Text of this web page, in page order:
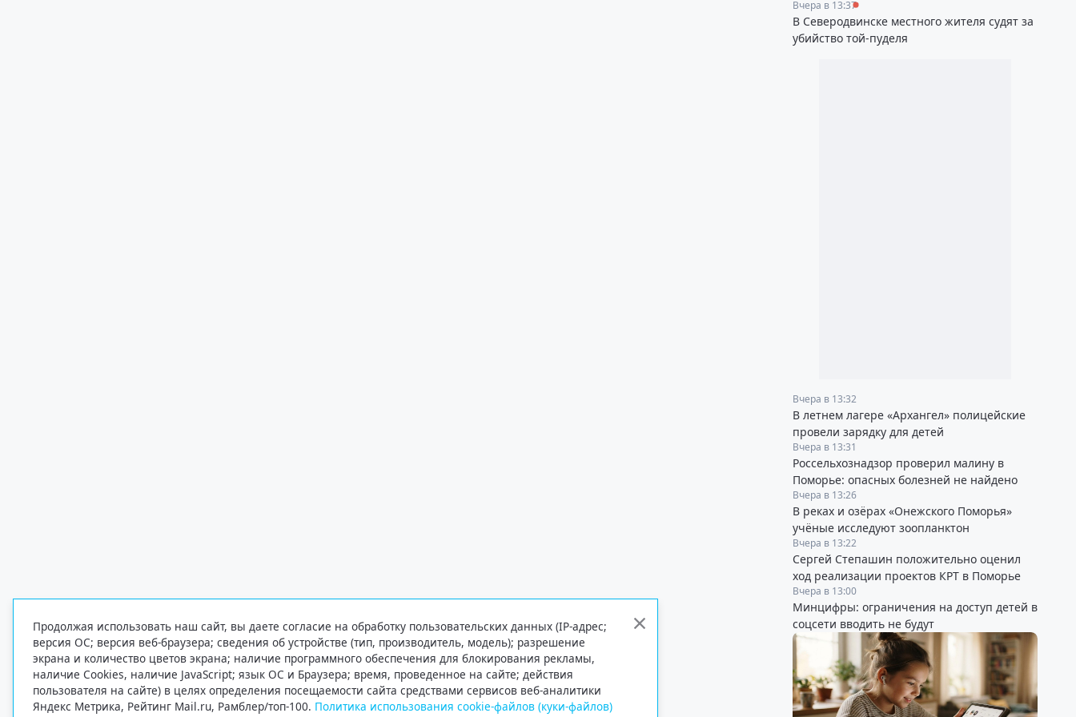
Вчера в 13:37
В Северодвинске местного жителя судят за
убийство той-пуделя
Вчера в 13:32
В летнем лагере «Архангел» полицейские
провели зарядку для детей
Вчера в 13:31
Россельхознадзор проверил малину в
Поморье: опасных болезней не найдено
Вчера в 13:26
В реках и озёрах «Онежского Поморья»
учёные исследуют зоопланктон
Вчера в 13:22
Сергей Степашин положительно оценил
ход реализации проектов КРТ в Поморье
Вчера в 13:00
Минцифры: ограничения на доступ детей в
соцсети вводить не будут
Продолжая использовать наш сайт, вы даете согласие на обработку пользовательских данных (IP-адрес;
версия ОС; версия веб-браузера; сведения об устройстве (тип, производитель, модель); разрешение
экрана и количество цветов экрана; наличие программного обеспечения для блокирования рекламы,
наличие Cookies, наличие JavaScript; язык ОС и Браузера; время, проведенное на сайте; действия
пользователя на сайте) в целях определения посещаемости сайта средствами сервисов веб-аналитики
Яндекс Метрика, Рейтинг Mail.ru, Рамблер/топ-100. Политика использования cookie-файлов (куки-файлов)